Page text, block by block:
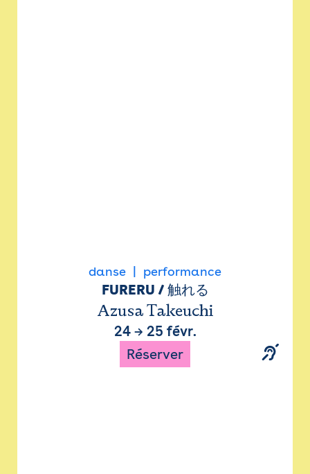
danse performance
FURERU / 触れる
Azusa Takeuchi
24→ 25 févr.
Réserver